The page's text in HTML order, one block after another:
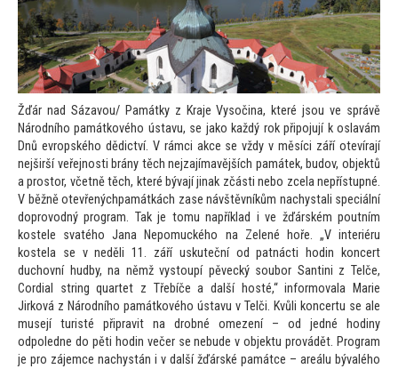
Žďár nad Sázavou/ Památky z Kraje Vysočina, které jsou ve správě
Národního památkového ústavu, se jako každý rok připojují k oslavám
Dnů evropského dědictví. V rámci akce se vždy v měsíci září otevírají
nejširší veřejnosti brány těch nejzajímavějších památek, budov, objektů
a prostor, včetně těch, které bývají jinak zčásti nebo zcela nepřístupné.
V běžně otevřenýchpamátkách zase návštěvníkům nachystali speciální
doprovodný program. Tak je tomu například i ve žďárském poutním
kostele svatého Jana Nepomuckého na Zelené hoře. „V interiéru
kostela se v neděli 11. září uskuteční od patnácti hodin koncert
duchovní hudby, na němž vystoupí pěvecký soubor Santini z Telče,
Cordial string quartet z Třebíče a další hosté,“ informovala Marie
Jirková z Národního památkového ústavu v Telči. Kvůli koncertu se ale
musejí turisté připravit na drobné omezení – od jedné hodiny
odpoledne do pěti hodin večer se nebude v objektu provádět. Program
je pro zájemce nachystán i v další žďárské památce – areálu bývalého